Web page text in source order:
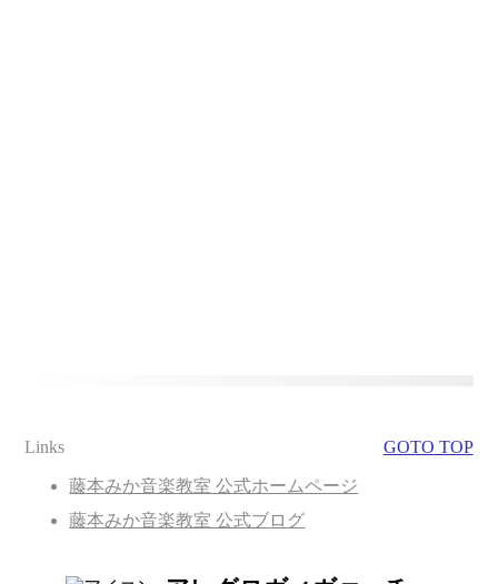
GOTO TOP
Links
藤本みか音楽教室 公式ホームページ
藤本みか音楽教室 公式ブログ